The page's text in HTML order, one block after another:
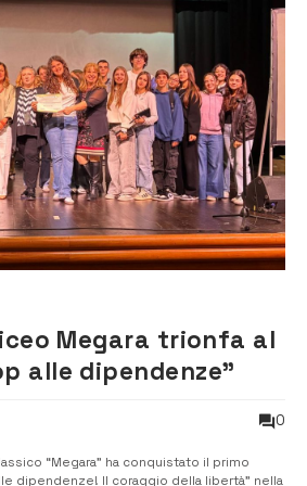
Megara trionfa al
alle dipendenze”
0
“Megara” ha conquistato il primo
dipendenze! Il coraggio della libertà” nella